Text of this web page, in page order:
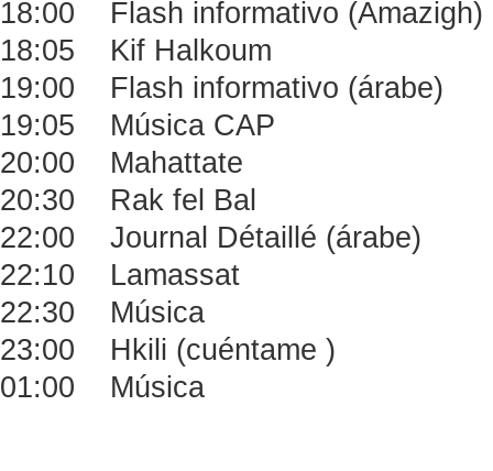
18:00 Flash informativo (Amazigh)
18:05 Kif Halkoum
19:00 Flash informativo (árabe)
19:05 Música CAP
20:00 Mahattate
20:30 Rak fel Bal
22:00 Journal Détaillé (árabe)
22:10 Lamassat
22:30 Música
23:00 Hkili (cuéntame )
01:00 Música